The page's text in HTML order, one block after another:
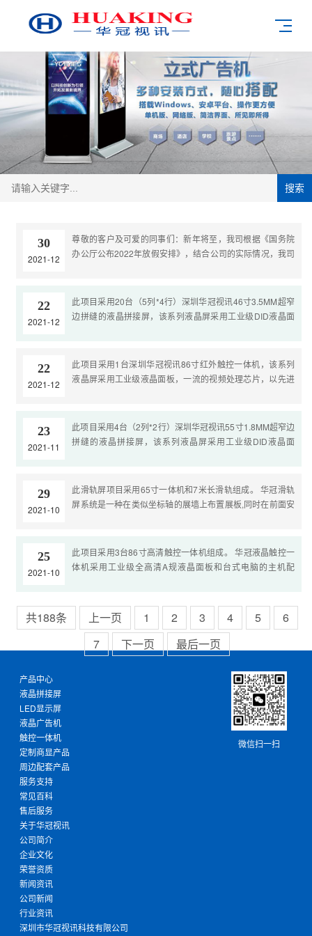
搜索
30
2021-12
尊敬的客户及可爱的同事们：新年将至，我司根据《国务院
办公厅公布2022年放假安排》，结合公司的实际情况，我司
有紧急事情需要解决，请联系我公司对应的业务人员，我司
会以最快的速度解决您所反映的问题。联系电话tel：400-
22
2021-12
此项目采用20台（5列*4行）深圳华冠视讯46寸3.5MM超窄
边拼缝的液晶拼接屏，该系列液晶屏采用工业级DID液晶面
定性高等特点，以保证系统安全稳定地运行。华冠液晶拼接
单元具有高亮度、高对比度、更好的彩色饱和度、更宽的视
22
2021-12
此项目采用1台深圳华冠视讯86寸红外触控一体机，该系列
液晶屏采用工业级液晶面板，一流的视频处理芯片，以先进
生产大尺寸触摸屏和交互式电子白板，可以做到业界最大的
98英寸液晶触摸屏，为用户提供一套直观、便捷的图形化工
23
2021-11
此项目采用4台（2列*2行）深圳华冠视讯55寸1.8MM超窄边
拼缝的液晶拼接屏，该系列液晶屏采用工业级DID液晶面
定性高等特点，以保证系统安全稳定地运行。华冠液晶拼接
单元具有高亮度、高对比度、更好的彩色饱和度、更宽的视
29
2021-10
此滑轨屏项目采用65寸一体机和7米长滑轨组成。 华冠滑轨
屏系统是一种在类似坐标轴的展墙上布置展板,同时在前面安
25
2021-10
此项目采用3台86寸高清触控一体机组成。 华冠液晶触控一
体机采用工业级全高清A规液晶面板和台式电脑的主机配
共188条 上一页 1 2 3 4 5
6
7
下一页 最后一页
微信扫一扫
产品中心
液晶拼接屏
LED显示屏
液晶广告机
触控一体机
定制商显产品
周边配套产品
服务支持
常见百科
售后服务
关于华冠视讯
公司简介
企业文化
荣誉资质
新闻资讯
公司新闻
行业资讯
深圳市华冠视讯科技有限公司